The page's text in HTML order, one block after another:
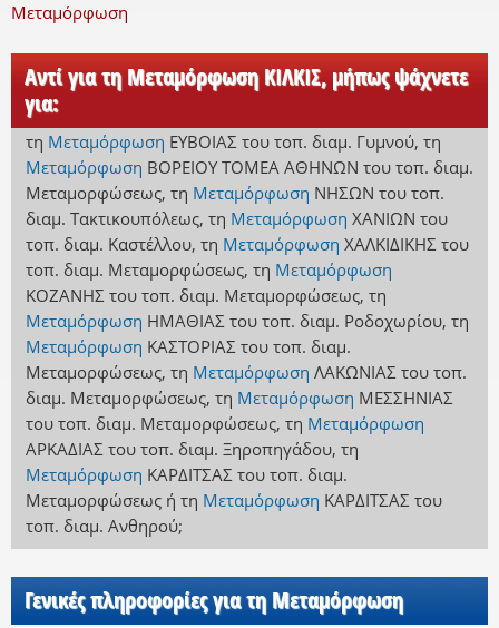
Μεταμόρφωση
Αντί για τη Μεταμόρφωση ΚΙΛΚΙΣ, μήπως ψάχνετε
για:
τη Μεταμόρφωση ΕΥΒΟΙΑΣ του τοπ. διαμ. Γυμνού, τη
Μεταμόρφωση ΒΟΡΕΙΟΥ ΤΟΜΕΑ ΑΘΗΝΩΝ του τοπ. διαμ.
Μεταμορφώσεως, τη Μεταμόρφωση ΝΗΣΩΝ του τοπ.
διαμ. Τακτικουπόλεως, τη Μεταμόρφωση ΧΑΝΙΩΝ του
τοπ. διαμ. Καστέλλου, τη Μεταμόρφωση ΧΑΛΚΙΔΙΚΗΣ του
τοπ. διαμ. Μεταμορφώσεως, τη Μεταμόρφωση
ΚΟΖΑΝΗΣ του τοπ. διαμ. Μεταμορφώσεως, τη
Μεταμόρφωση ΗΜΑΘΙΑΣ του τοπ. διαμ. Ροδοχωρίου, τη
Μεταμόρφωση ΚΑΣΤΟΡΙΑΣ του τοπ. διαμ.
Μεταμορφώσεως, τη Μεταμόρφωση ΛΑΚΩΝΙΑΣ του τοπ.
διαμ. Μεταμορφώσεως, τη Μεταμόρφωση ΜΕΣΣΗΝΙΑΣ
του τοπ. διαμ. Μεταμορφώσεως, τη Μεταμόρφωση
ΑΡΚΑΔΙΑΣ του τοπ. διαμ. Ξηροπηγάδου, τη
Μεταμόρφωση ΚΑΡΔΙΤΣΑΣ του τοπ. διαμ.
Μεταμορφώσεωςή τη Μεταμόρφωση ΚΑΡΔΙΤΣΑΣ του
τοπ. διαμ. Ανθηρού;
Γενικές πληροφορίες για τη Μεταμόρφωση